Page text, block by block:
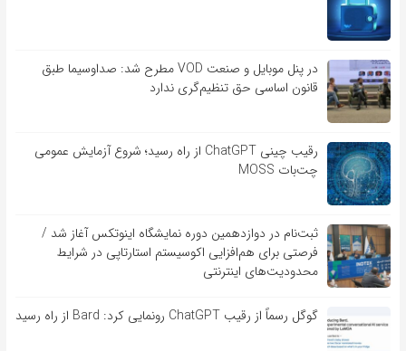
در پنل موبایل و صنعت VOD مطرح شد: صداوسیما طبق
قانون اساسی حق تنظیم‌گری ندارد
رقیب چینی ChatGPT از راه رسید؛ شروع آزمایش عمومی
چت‌بات MOSS
ثبت‌نام در دوازدهمین دوره نمایشگاه اینوتکس آغاز شد /
فرصتی برای هم‌افزایی اکوسیستم استارتاپی در شرایط
محدودیت‌های اینترنتی
گوگل رسماً از رقیب ChatGPT رونمایی کرد: Bard از راه رسید